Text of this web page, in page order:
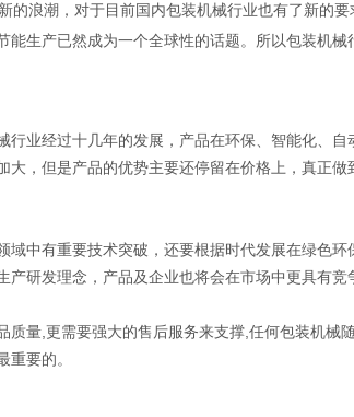
的浪潮，对于目前国内包装机械行业也有了新的
能生产已然成为一个全球性的话题。所以包装机
行业经过十几年的发展，产品在环保、智能化、
大，但是产品的优势主要还停留在价格上，真正
域中有重要技术突破，还要根据时代发展在绿色环
研发理念，产品及企业也将会在市场中更具有竞
质量,更需要强大的售后服务来支撑,任何包装机械
要的。